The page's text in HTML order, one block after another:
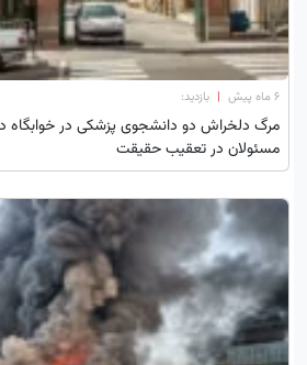
۶ ماه پیش | بازدید:
مرگ دلخراش دو دانشجوی پزشکی در خوابگاه
مسئولان در تعقیب حقیقت